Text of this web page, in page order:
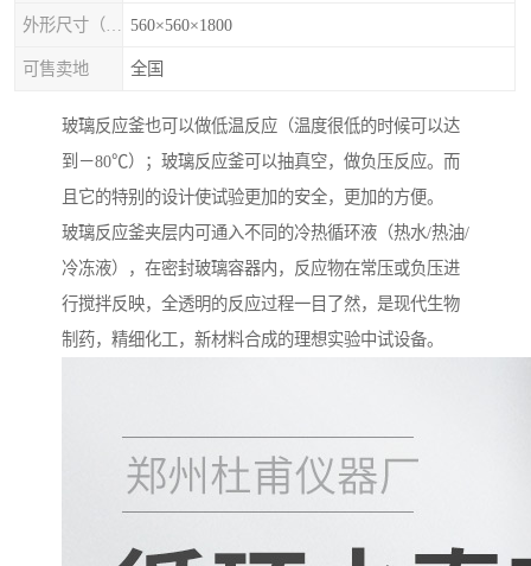
560×560×1800
可售卖地 全国
玻璃反应釜也可以做低温反应（温度很低的时候可以达
到－80℃）；玻璃反应釜可以抽真空，做负压反应。而
且它的特别的设计使试验更加的安全，更加的方便。
玻璃反应釜夹层内可通入不同的冷热循环液（热水/热油/
冷冻液），在密封玻璃容器内，反应物在常压或负压进
行搅拌反映，全透明的反应过程一目了然，是现代生物
制药，精细化工，新材料合成的理想实验中试设备。